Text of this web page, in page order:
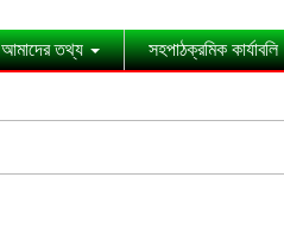
আমাদের তথ্য সহপাঠক্রমিক কার্যাবলি